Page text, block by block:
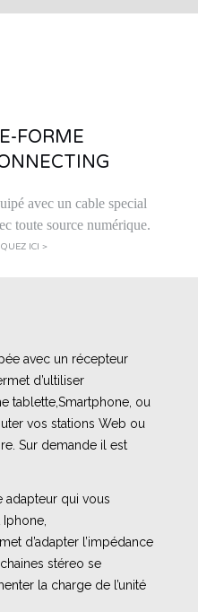
FORME
avec un cable special
toute source numérique.
ICI >
avec un récepteur
d’ultiliser
tablette,Smartphone, ou
vos stations Web ou
Sur demande il est
adapteur qui vous
d’adapter l’impédance
stéreo se
la charge de l’unité